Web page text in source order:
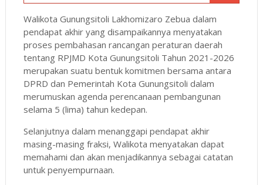
Walikota Gunungsitoli Lakhomizaro Zebua dalam
pendapat akhir yang disampaikannya menyatakan
proses pembahasan rancangan peraturan daerah
tentang RPJMD Kota Gunungsitoli Tahun 2021-2026
merupakan suatu bentuk komitmen bersama antara
DPRD dan Pemerintah Kota Gunungsitoli dalam
merumuskan agenda perencanaan pembangunan
selama 5 (lima) tahun kedepan.
Selanjutnya dalam menanggapi pendapat akhir
masing-masing fraksi, Walikota menyatakan dapat
memahami dan akan menjadikannya sebagai catatan
untuk penyempurnaan.